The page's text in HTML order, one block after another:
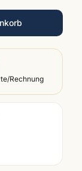
Rechnung